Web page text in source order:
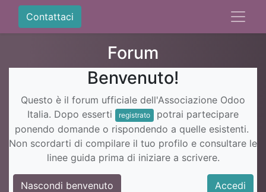
Contattaci
Forum
Benvenuto!
Questo è il forum ufficiale dell'Associazione Odoo
Italia. Dopo esserti
registrato
potrai partecipare
ponendo domande o rispondendo a quelle esistenti.
Non scordarti di compilare il tuo profilo e consultare le
linee guida prima di iniziare a scrivere.
Nascondi benvenuto
Accedi